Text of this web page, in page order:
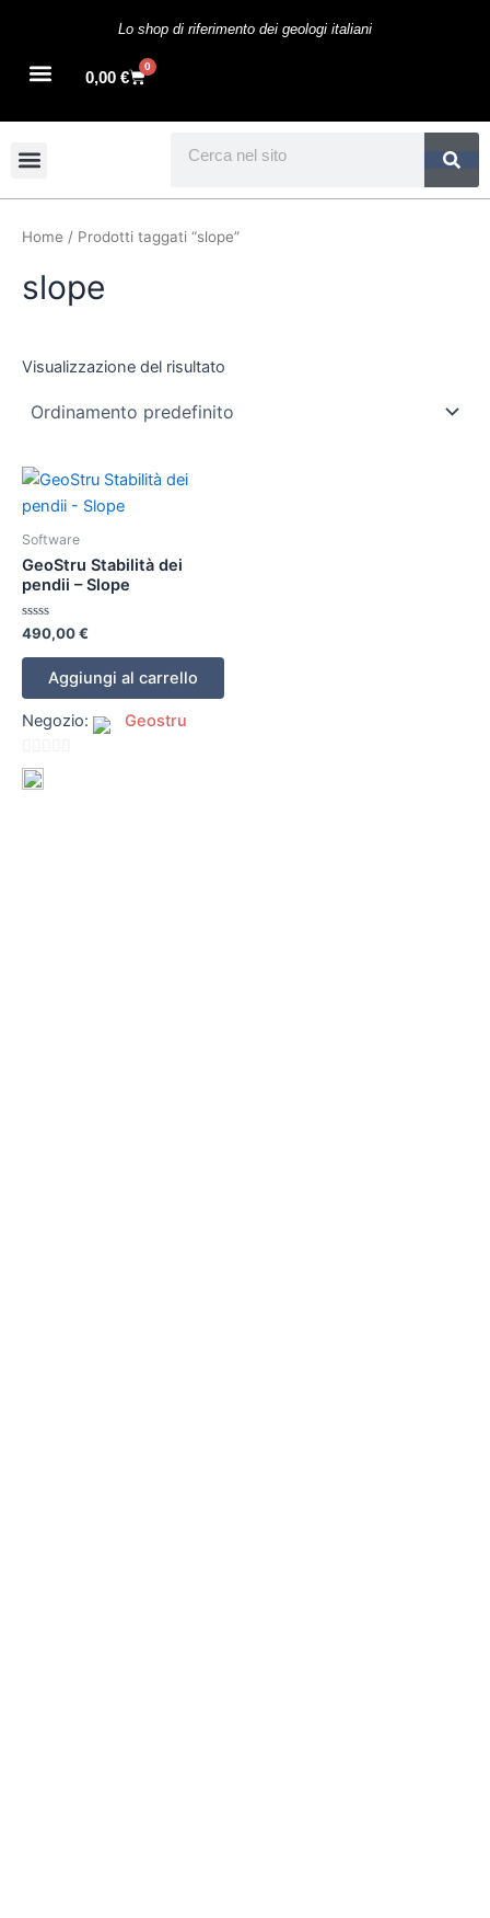
contenuto
Lo shop di riferimento dei geologi italiani
0,00 €
0
Cart
Home / Prodotti taggati “slope”
slope
Visualizzazione del risultato
Software
GeoStru Stabilità dei
pendii – Slope
Valutato
0
su
490,00€
Aggiungi al carrello
Negozio: Geostru
0
su